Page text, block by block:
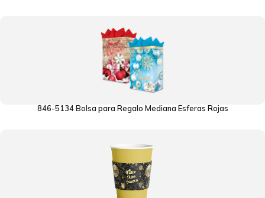
846-5134 Bolsa para Regalo Mediana Esferas Rojas